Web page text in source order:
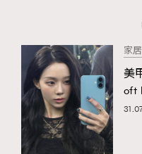
家居
美
oft